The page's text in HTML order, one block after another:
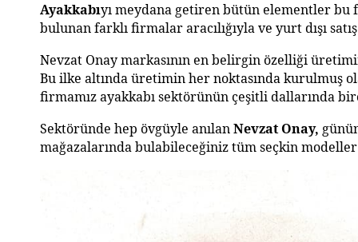
Ayakkabıyı meydana getiren bütün elementler
bulunan farklı firmalar aracılığıyla ve yurt dışı
Nevzat Onay markasının en belirgin özelliği
Bu ilke altında üretimin her noktasında kurulmuş
firmamız ayakkabı sektörünün çeşitli dallarında
Sektöründe hep övgüyle anılan Nevzat Onay,
mağazalarında bulabileceğiniz tüm seçkin